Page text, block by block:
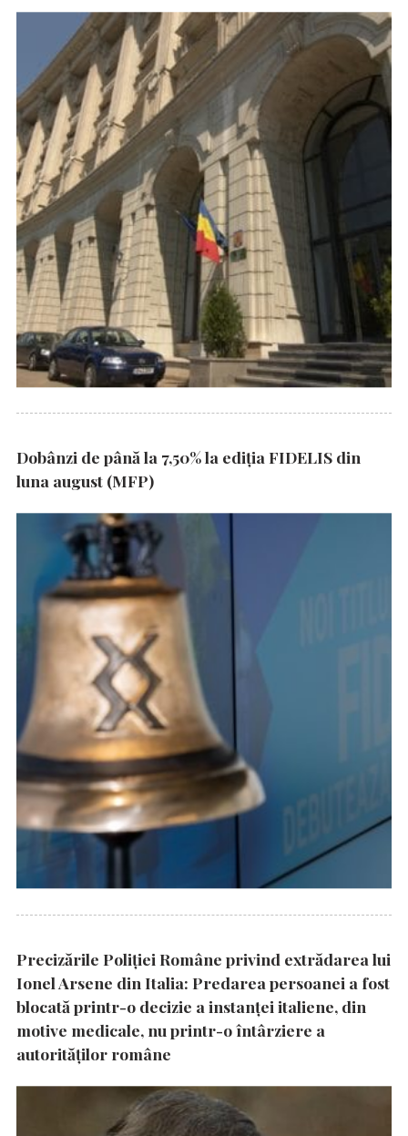
Dobânzi de până la 7,50% la ediția FIDELIS din
luna august (MFP)
Precizările Poliţiei Române privind extrădarea lui
Ionel Arsene din Italia: Predarea persoanei a fost
blocată printr-o decizie a instanţei italiene, din
motive medicale, nu printr-o întârziere a
autorităţilor române